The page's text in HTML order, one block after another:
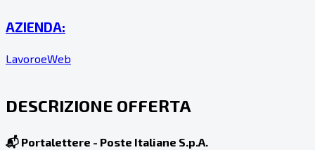
AZIENDA:
LavoroeWeb
DESCRIZIONE OFFERTA
📬 Portalettere - Poste Italiane S.p.A.